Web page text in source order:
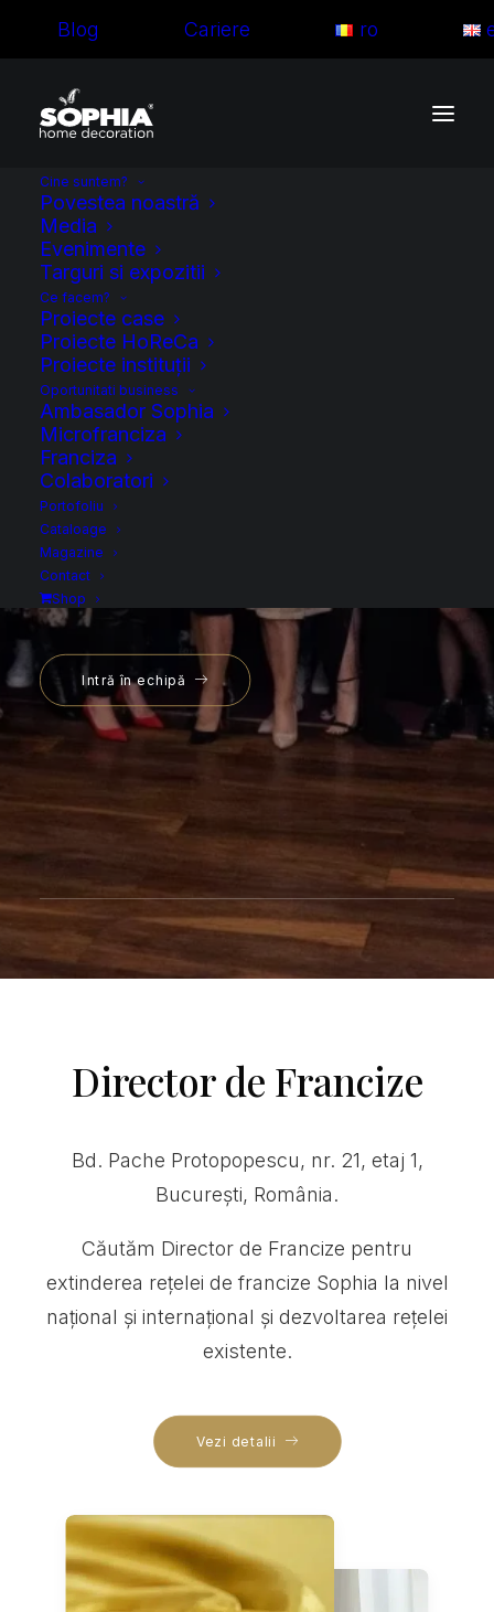
Blog Cariere ro
Cine suntem?
Povestea noastră
Media
Evenimente
Targuri si expozitii
Ce facem?
Proiecte case
Proiecte HoReCa
Proiecte instituții
Oportunitati business
Ambasador Sophia
Microfranciza
Franciza
Colaboratori
Portofoliu
Cataloage
Magazine
Contact
Shop
Construiește-ți o
carieră de succes
alături de noi
Intră în echipă
Director de Francize
Bd. Pache Protopopescu, nr. 21, etaj 1,
București, România.
Căutăm Director de Francize pentru
extinderea rețelei de francize Sophia la nivel
național și internațional și dezvoltarea rețelei
existente.
Vezi detalii